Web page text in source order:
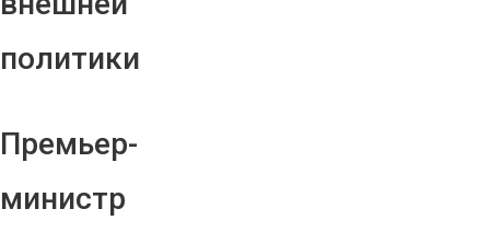
политики
Премьер-
министр